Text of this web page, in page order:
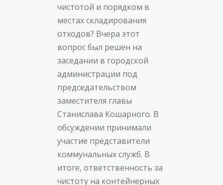
чистотой и порядком в
местах складирования
отходов? Вчера этот
вопрос был решен на
заседании в городской
администрации под
председательством
заместителя главы
Станислава Кошарного. В
обсуждении принимали
участие представители
коммунальных служб. В
итоге, ответственность за
чистоту на контейнерных